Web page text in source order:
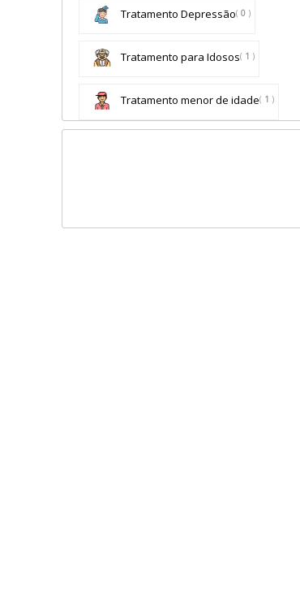
Tratamento Depressão( 0 )
Tratamento para Idosos( 1 )
Tratamento menor de idade( 1 )